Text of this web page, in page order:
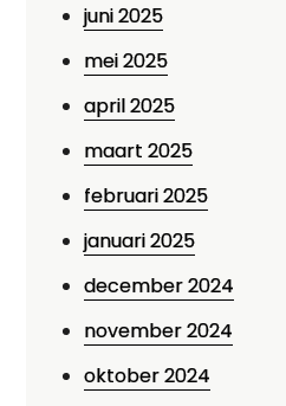
juni 2025
mei 2025
april 2025
maart 2025
februari 2025
januari 2025
december 2024
november 2024
oktober 2024